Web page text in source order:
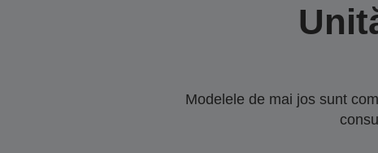
Modelele de mai jos sunt